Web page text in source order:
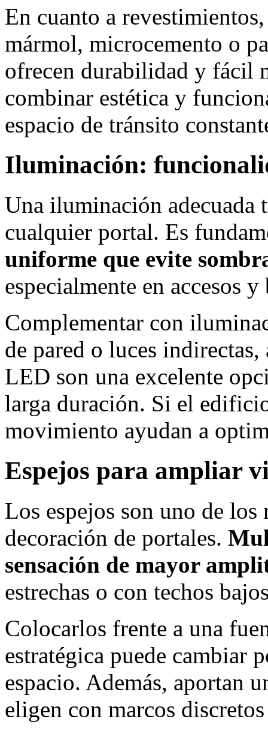
En cuanto a
mármol, microcemento o
ofrecen durabilidad y fácil
combinar estética y
espacio de tránsito
Iluminación:
Una iluminación adecuada
cualquier portal. Es
uniforme que evite
especialmente en accesos y
Complementar con
de pared o luces
LED son una excelente
larga duración. Si el
movimiento ayudan a
Espejos para ampliar
Los espejos son uno de los
decoración de portales.
sensación de mayor
estrechas o con techos
Colocarlos frente a una
estratégica puede cambiar
espacio. Además, aportan
eligen con marcos